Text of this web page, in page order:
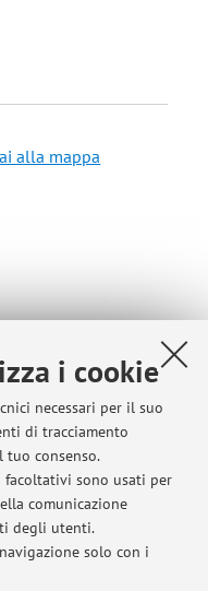
i cookie
necessari per il suo
di tracciamento
consenso.
sono usati per
comunicazione
degli utenti.
solo con i
alla mappa
è il martedi alle
Corridoni 20
,